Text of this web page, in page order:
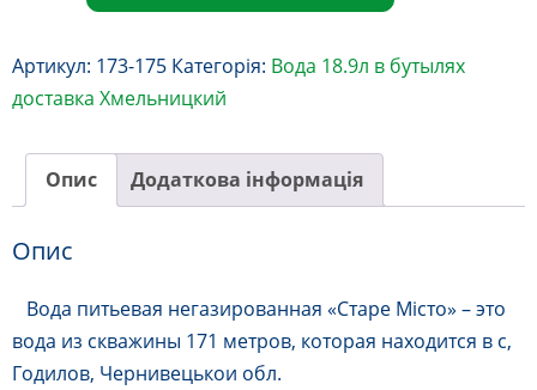
18,9л
бутилированная
Артикул: 173-175 Категорія: Вода 18.9л в бутылях
доставка Хмельницкий
Опис Додаткова інформація
Опис
Вода питьевая негазированная «Старе Місто» – это
вода из скважины 171 метров, которая находится в с,
Годилов, Чернивецькои обл.